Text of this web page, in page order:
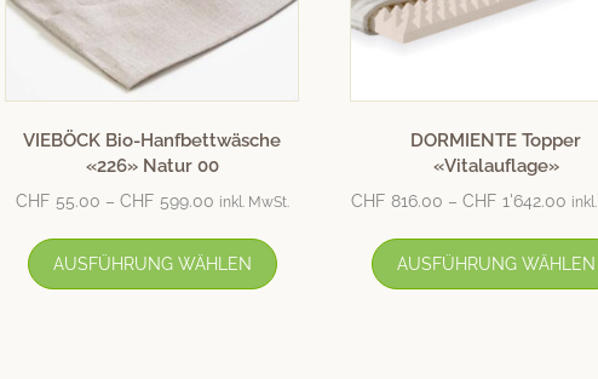
VIEBÖCK Bio-Hanfbettwäsche
«226» Natur 00
CHF 55.00 – CHF 599.00 inkl. MwSt.
AUSFÜHRUNG WÄHLEN
DORMIENTE Topper
«Vitalauflage»
CHF 816.00 – CHF 1'642.00
AUSFÜHRUNG WÄHLEN